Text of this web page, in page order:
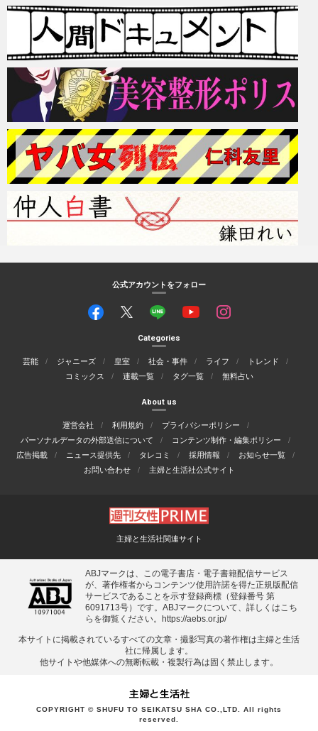
公式アカウントをフォロー
Categories
芸能 ジャニーズ 皇室 社会・事件 ライフ
トレンド
コミックス
連載一覧 タグ一覧 無料占い
About us
運営会社 利用規約
プライバシーポリシー
パーソナルデータの外部送信について
コンテンツ制作・編集ポリシー
広告掲載
ニュース提供先 タレコミ 採用情報
お知らせ一覧
お問い合わせ
主婦と生活社公式サイト
主婦と生活社関連サイト
ABJマークは、この電子書店・電子書籍配信サービス
が、著作権者からコンテンツ使用許諾を得た正規版配信
サービスであることを示す登録商標（登録番号 第
6091713号）です。ABJマークについて、詳しくはこち
らを御覧ください。
https://aebs.or.jp/
本サイトに掲載されているすべての⽂章・撮影写真の著作権は主婦と⽣活
社に帰属します。
他サイトや他媒体への無断転載・複製⾏為は固く禁⽌します。
COPYRIGHT © SHUFU TO SEIKATSU SHA CO.,LTD. All rights
reserved.